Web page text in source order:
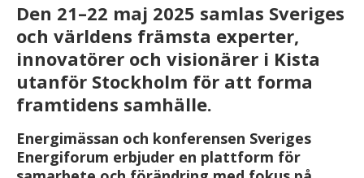
Den 21–22 maj 2025 samlas Sveriges
och världens främsta experter,
innovatörer och visionärer i Kista
utanför Stockholm för att forma
framtidens samhälle.
Energimässan och konferensen Sveriges
Energiforum erbjuder en plattform för